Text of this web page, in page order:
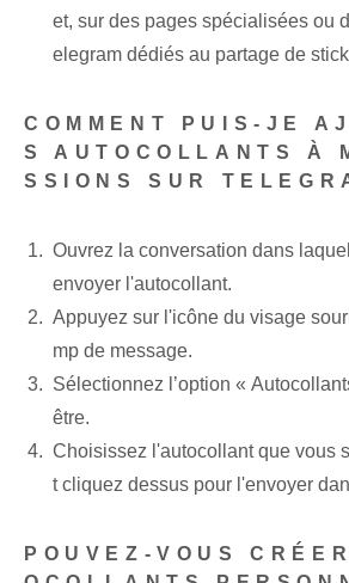
et, sur des pages spécialisées ou
elegram dédiés au partage de
COMMENT PUIS-JE
S AUTOCOLLANTS À
SSIONS SUR
Ouvrez la conversation dans
envoyer l'autocollant.
Appuyez sur l'icône du visage
mp de message.
Sélectionnez l’option «
être.
Choisissez l'autocollant que vous
t cliquez dessus pour l'envoyer
POUVEZ-VOUS